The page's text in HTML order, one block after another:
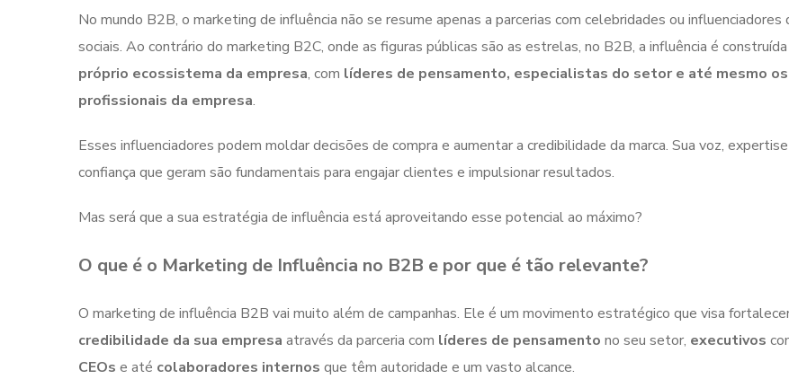
No mundo B2B, o marketing de influência não se resume apenas a parcerias com celebridades ou influenciadores
sociais. Ao contrário do marketing B2C, onde as figuras públicas são as estrelas, no B2B, a influência é construída
próprio ecossistema da empresa, com líderes de pensamento, especialistas do setor e até mesmo
profissionais da empresa.
Esses influenciadores podem moldar decisões de compra e aumentar a credibilidade da marca. Sua voz,
confiança que geram são fundamentais para engajar clientes e impulsionar resultados.
Mas será que a sua estratégia de influência está aproveitando esse potencial ao máximo?
O que é o Marketing de Influência no B2B e por que é tão relevante?
O marketing de influência B2B vai muito além de campanhas. Ele é um movimento estratégico que visa
credibilidade da sua empresa através da parceria com líderes de pensamento no seu setor, executivos
CEOs e até colaboradores internos que têm autoridade e um vasto alcance.